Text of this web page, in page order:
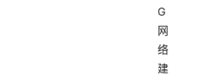
G
网
络
建